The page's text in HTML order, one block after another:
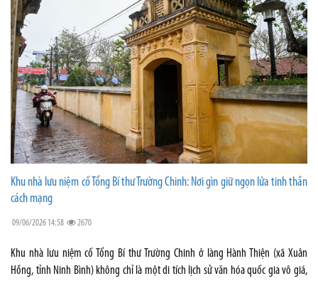
Khu nhà lưu niệm cố Tổng Bí thư Trường Chinh: Nơi gìn giữ ngọn lửa tinh thần
cách mạng
09/06/2026 14:58 2670
Khu nhà lưu niệm cố Tổng Bí thư Trường Chinh ở làng Hành Thiện (xã Xuân
Hồng, tỉnh Ninh Bình) không chỉ là một di tích lịch sử văn hóa quốc gia vô giá,